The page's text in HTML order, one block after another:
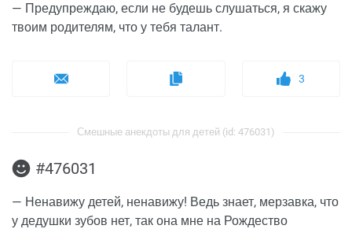
— Предупреждаю, если не будешь слушаться, я скажу
твоим родителям, что у тебя талант.
3
Смешные анекдоты для детей (id: 476031)
#476031
— Ненавижу детей, ненавижу! Ведь знает, мерзавка, что
у дедушки зубов нет, так она мне на Рождество